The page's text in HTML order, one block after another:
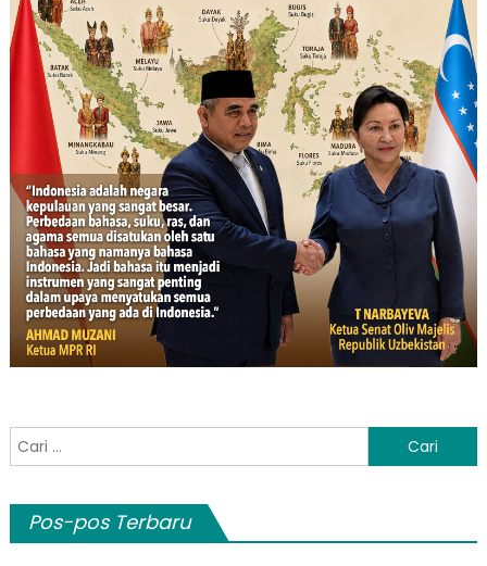
Cari
untuk:
Pos-pos Terbaru